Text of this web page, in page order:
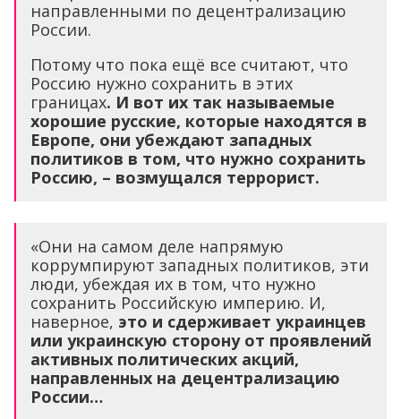
направленными по децентрализацию
России.
Потому что пока ещё все считают, что
Россию нужно сохранить в этих
границах. И вот их так называемые
хорошие русские, которые находятся в
Европе, они убеждают западных
политиков в том, что нужно сохранить
Россию, – возмущался террорист.
«Они на самом деле напрямую
коррумпируют западных политиков, эти
люди, убеждая их в том, что нужно
сохранить Российскую империю. И,
наверное, это и сдерживает украинцев
или украинскую сторону от проявлений
активных политических акций,
направленных на децентрализацию
России…